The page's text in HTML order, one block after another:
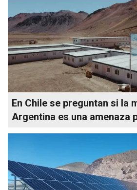
En Chile se preguntan si la
Argentina es una amenaza